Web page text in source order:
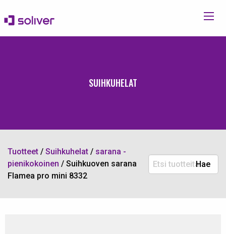
SUIHKUHELAT
Tuotteet / Suihkuhelat / sarana -
pienikokoinen / Suihkuoven sarana
Flamea pro mini 8332
Etsi
tuotteita:
Hae